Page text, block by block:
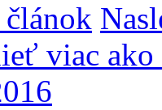
článok
viac